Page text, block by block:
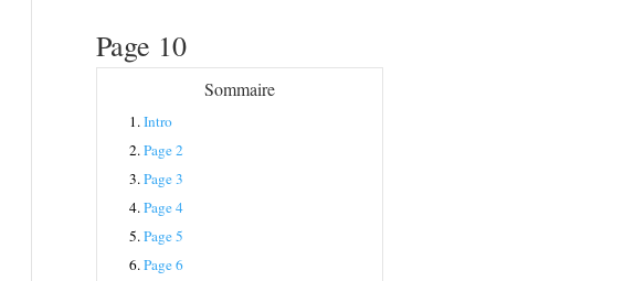
Page 10
Sommaire
1.Intro
2.Page 2
3.Page 3
4.Page 4
5.Page 5
6.Page 6